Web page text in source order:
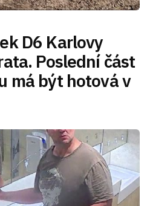
D6 Karlovy
Poslední část
má být hotová v